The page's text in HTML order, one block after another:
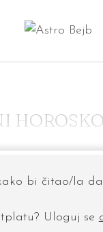
bi čitao/la
Uloguj se